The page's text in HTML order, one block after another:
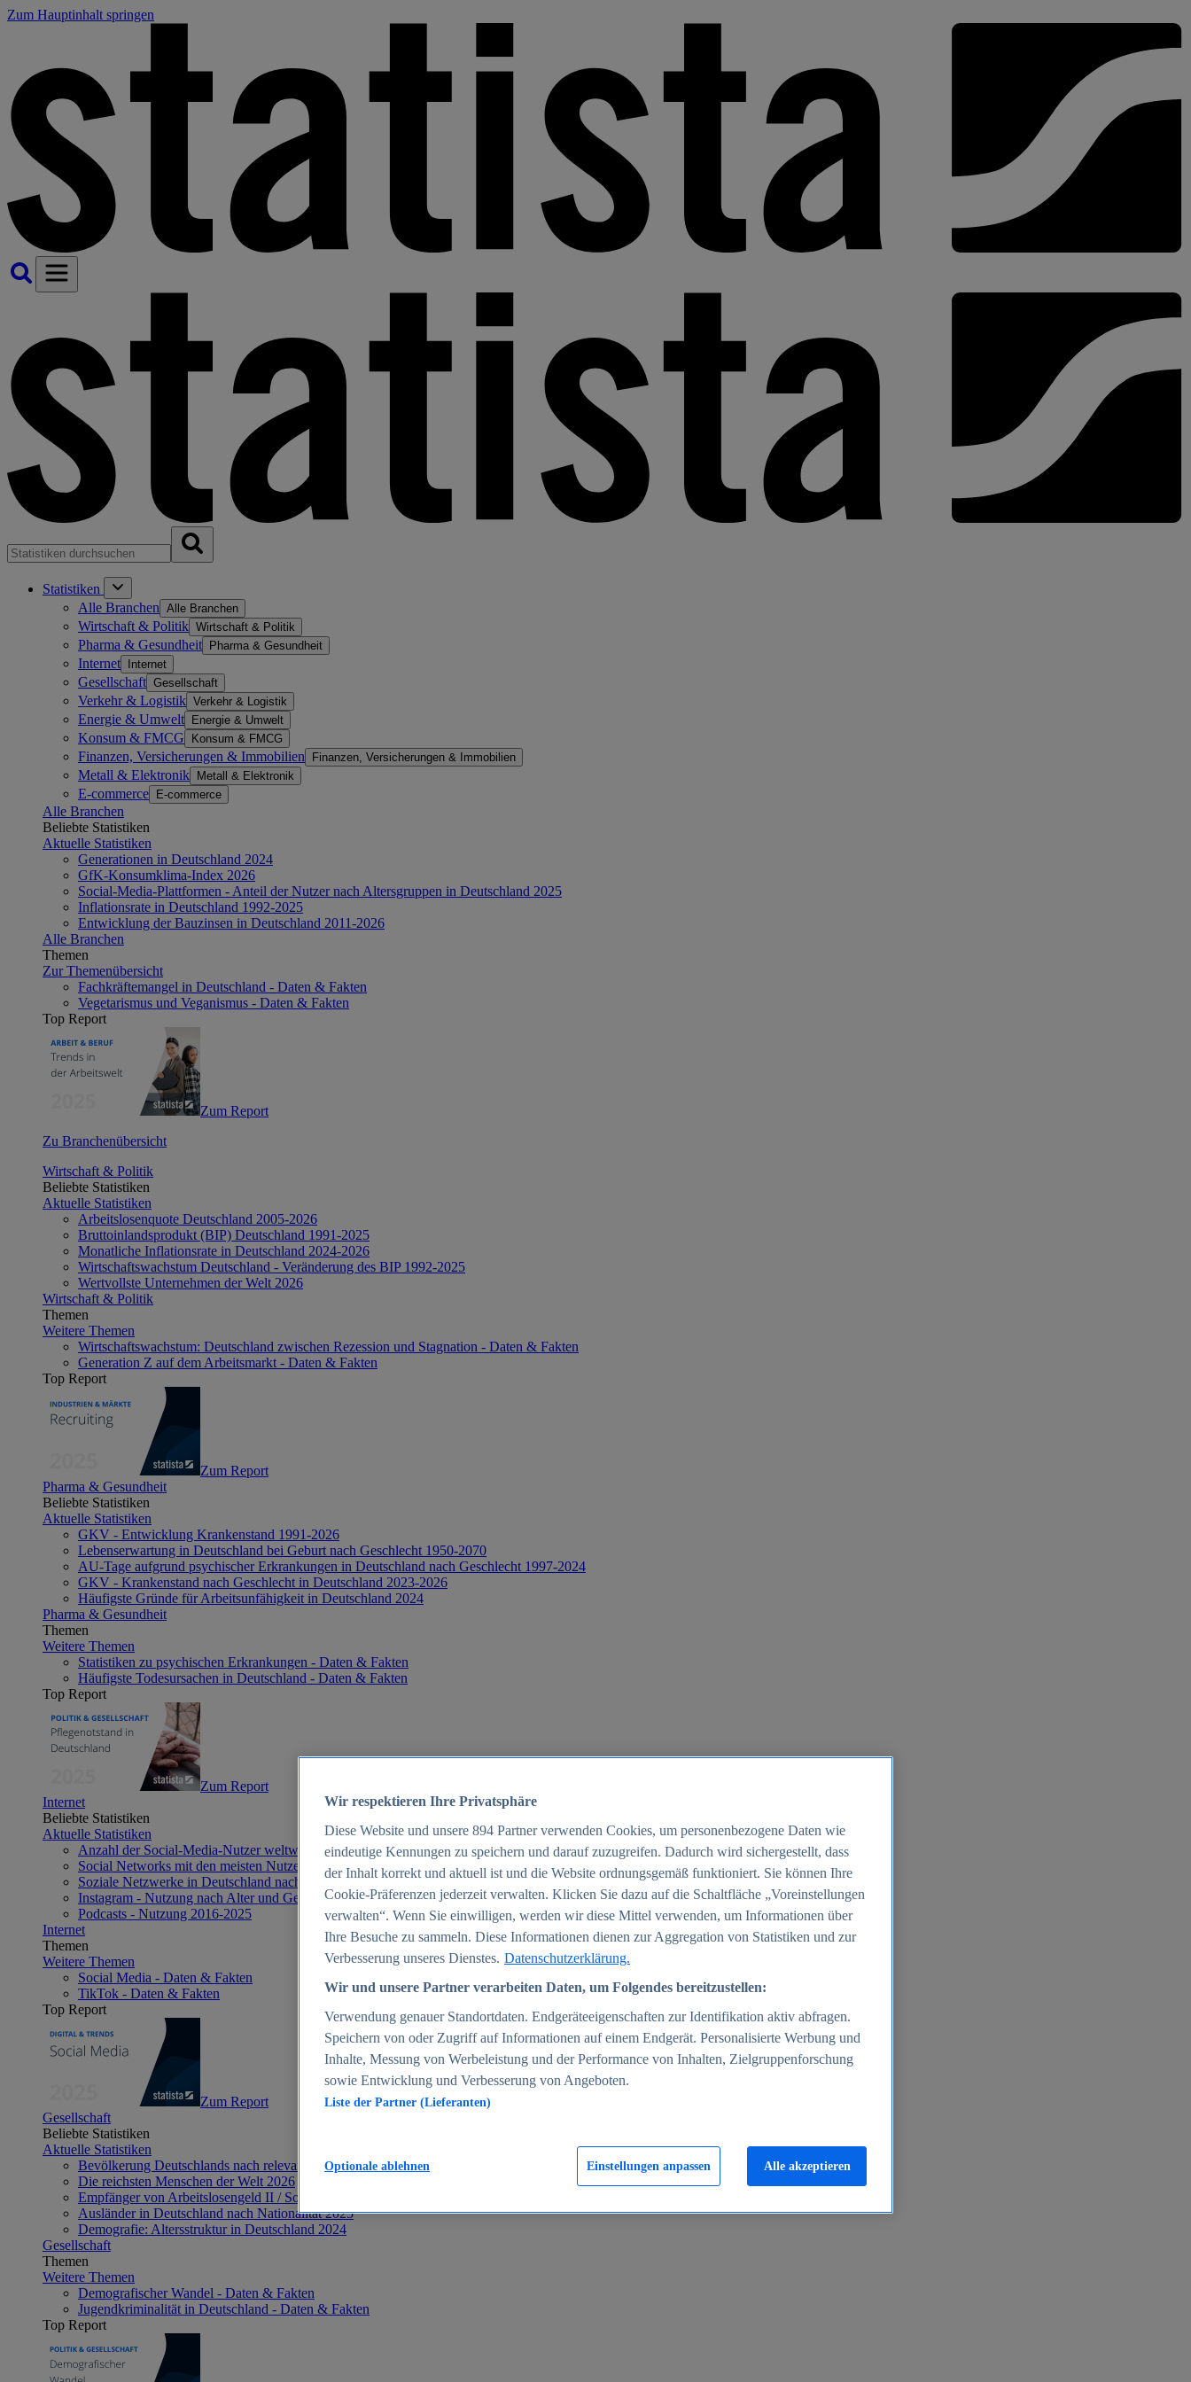
Zum Hauptinhalt springen
Statistiken
Alle Branchen Alle Branchen
Wirtschaft & Politik Wirtschaft & Politik
Pharma & Gesundheit Pharma & Gesundheit
Internet Internet
Gesellschaft Gesellschaft
Verkehr & Logistik Verkehr & Logistik
Energie & Umwelt Energie & Umwelt
Konsum & FMCG Konsum & FMCG
Finanzen, Versicherungen & Immobilien Finanzen, Versicherungen & Immobilien
Metall & Elektronik Metall & Elektronik
E-commerce E-commerce
Alle Branchen
Beliebte Statistiken
Aktuelle Statistiken
Generationen in Deutschland 2024
GfK-Konsumklima-Index 2026
Social-Media-Plattformen - Anteil der Nutzer nach Altersgruppen in Deutschland 2025
Inflationsrate in Deutschland 1992-2025
Entwicklung der Bauzinsen in Deutschland 2011-2026
Alle Branchen
Themen
Zur Themenübersicht
Fachkräftemangel in Deutschland - Daten & Fakten
Vegetarismus und Veganismus - Daten & Fakten
Top Report
Zum Report
Zu Branchenübersicht
Wirtschaft & Politik
Beliebte Statistiken
Aktuelle Statistiken
Arbeitslosenquote Deutschland 2005-2026
Bruttoinlandsprodukt (BIP) Deutschland 1991-2025
Monatliche Inflationsrate in Deutschland 2024-2026
Wirtschaftswachstum Deutschland - Veränderung des BIP 1992-2025
Wertvollste Unternehmen der Welt 2026
Wirtschaft & Politik
Themen
Weitere Themen
Wirtschaftswachstum: Deutschland zwischen Rezession und Stagnation - Daten & Fakten
Generation Z auf dem Arbeitsmarkt - Daten & Fakten
Top Report
Zum Report
Pharma & Gesundheit
Beliebte Statistiken
Aktuelle Statistiken
GKV - Entwicklung Krankenstand 1991-2026
Lebenserwartung in Deutschland bei Geburt nach Geschlecht 1950-2070
AU-Tage aufgrund psychischer Erkrankungen in Deutschland nach Geschlecht 1997-2024
GKV - Krankenstand nach Geschlecht in Deutschland 2023-2026
Häufigste Gründe für Arbeitsunfähigkeit in Deutschland 2024
Pharma & Gesundheit
Themen
Weitere Themen
Statistiken zu psychischen Erkrankungen - Daten & Fakten
Häufigste Todesursachen in Deutschland - Daten & Fakten
Top Report
Zum Report
Internet
Beliebte Statistiken
Aktuelle Statistiken
Anzahl der Social-Media-Nutzer weltweit 2012-2025
Social Networks mit den meisten Nutzern weltweit 2025
Soziale Netzwerke in Deutschland nach Generationen 2025
Instagram - Nutzung nach Alter und Geschlecht in Deutschland 2025
Podcasts - Nutzung 2016-2025
Internet
Themen
Weitere Themen
Social Media - Daten & Fakten
TikTok - Daten & Fakten
Top Report
Zum Report
Gesellschaft
Beliebte Statistiken
Aktuelle Statistiken
Bevölkerung Deutschlands nach relevanten Altersgruppen 2024
Die reichsten Menschen der Welt 2026
Empfänger von Arbeitslosengeld II / Sozialgeld / Bürgergeld in Deutschland 2005-2025
Ausländer in Deutschland nach Nationalität 2025
Demografie: Altersstruktur in Deutschland 2024
Gesellschaft
Themen
Weitere Themen
Demografischer Wandel - Daten & Fakten
Jugendkriminalität in Deutschland - Daten & Fakten
Top Report
Wir respektieren Ihre Privatsphäre
Diese Website und unsere 894 Partner verwenden Cookies, um personenbezogene Daten wie
eindeutige Kennungen zu speichern und darauf zuzugreifen. Dadurch wird sichergestellt, dass
der Inhalt korrekt und aktuell ist und die Website ordnungsgemäß funktioniert. Sie können Ihre
Cookie-Präferenzen jederzeit verwalten. Klicken Sie dazu auf die Schaltfläche „Voreinstellungen
verwalten“. Wenn Sie einwilligen, werden wir diese Mittel verwenden, um Informationen über
Ihre Besuche zu sammeln. Diese Informationen dienen zur Aggregation von Statistiken und zur
Verbesserung unseres Dienstes. Datenschutzerklärung.
Wir und unsere Partner verarbeiten Daten, um Folgendes bereitzustellen:
Verwendung genauer Standortdaten. Endgeräteeigenschaften zur Identifikation aktiv abfragen.
Speichern von oder Zugriff auf Informationen auf einem Endgerät. Personalisierte Werbung und
Inhalte, Messung von Werbeleistung und der Performance von Inhalten, Zielgruppenforschung
sowie Entwicklung und Verbesserung von Angeboten.
Liste der Partner (Lieferanten)
Einstellungen anpassen
Optionale ablehnen Alle akzeptieren